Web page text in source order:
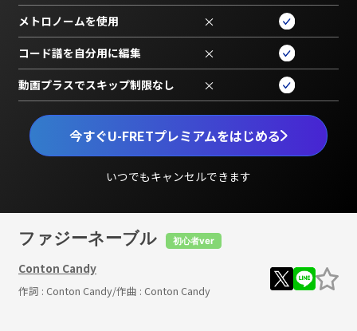
今すぐU-FRETプレミアムをはじめる
いつでもキャンセルできます
メトロノームを使用 ×
コード譜を自分用に編集 ×
動画プラスでスキップ制限なし ×
ファジーネーブル 初心者ver
Conton Candy
作詞 : Conton Candy/作曲 : Conton Candy